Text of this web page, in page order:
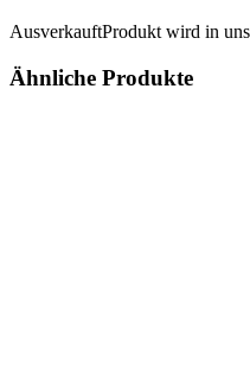
AusverkauftProdukt wird in
Ähnliche Produkte